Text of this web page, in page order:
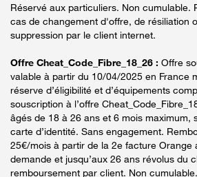
Réservé aux particuliers. Non cumulable.
cas de changement d'offre, de résiliation
suppression par le client internet.
Offre Cheat_Code_Fibre_18_26 : Offre
valable à partir du 10/04/2025 en France
réserve d’éligibilité et d’équipements
souscription à l’offre
âgés de 18 à 26 ans et 6 mois maximum,
carte d’identité. Sans engagement.
25€/mois à partir de la 2e facture Orange
demande et jusqu’aux 26 ans révolus du
remboursement par client. Non